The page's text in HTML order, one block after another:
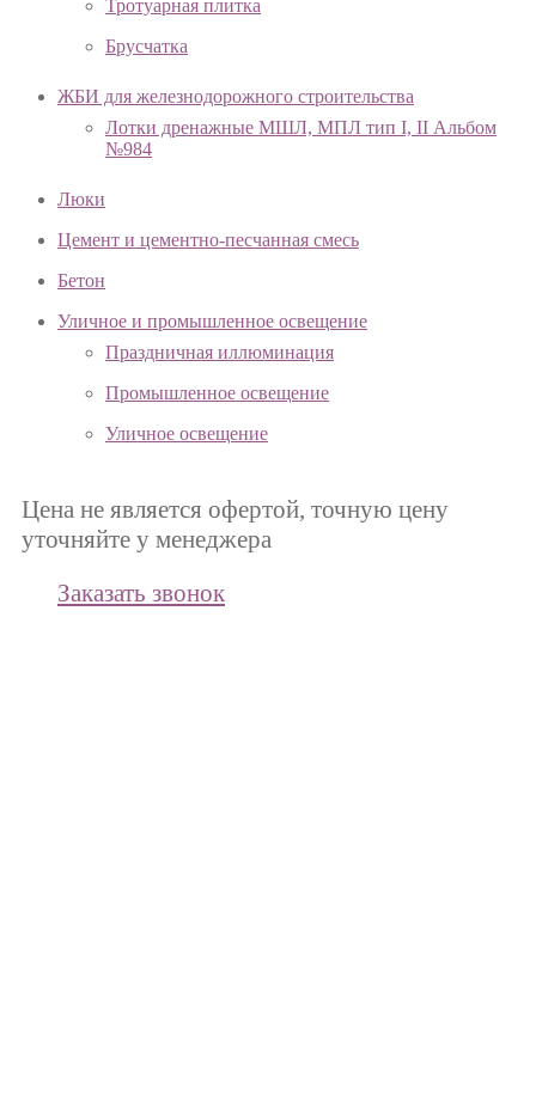
Тротуарная плитка
Брусчатка
ЖБИ для железнодорожного строительства
Лотки дренажные МШЛ, МПЛ тип I, II Альбом
№984
Люки
Цемент и цементно-песчанная смесь
Бетон
Уличное и промышленное освещение
Праздничная иллюминация
Промышленное освещение
Уличное освещение
Цена не является офертой, точную цену
уточняйте у менеджера
Заказать звонок